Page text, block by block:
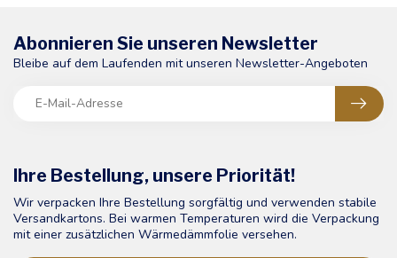
Ihre Bestellung, unsere Priorität!
Wir verpacken Ihre Bestellung sorgfältig und verwenden stabile
Versandkartons. Bei warmen Temperaturen wird die Verpackung
mit einer zusätzlichen Wärmedämmfolie versehen.
Abonnieren Sie unseren Newsletter
Bleibe auf dem Laufenden mit unseren Newsletter-Angeboten